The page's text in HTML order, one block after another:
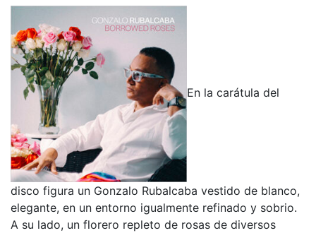
En la carátula del
disco figura un Gonzalo Rubalcaba vestido de blanco,
elegante, en un entorno igualmente refinado y sobrio.
A su lado, un florero repleto de rosas de diversos